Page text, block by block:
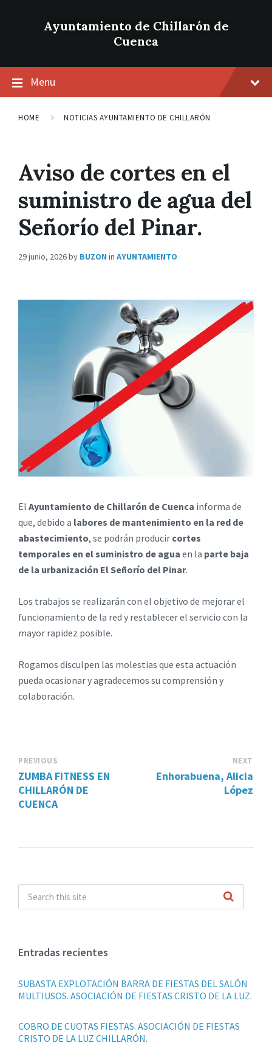
Ayuntamiento de Chillarón de
Cuenca
Menu
HOME NOTICIAS AYUNTAMIENTO DE CHILLARÓN
Aviso de cortes en el
suministro de agua del
Señorío del Pinar.
29 junio, 2026by BUZON in AYUNTAMIENTO
El Ayuntamiento de Chillarón de Cuenca informa de
que, debido a labores de mantenimiento en la red de
abastecimiento, se podrán producir cortes
temporales en el suministro de agua en la parte baja
de la urbanización El Señorío del Pinar.
Los trabajos se realizarán con el objetivo de mejorar el
funcionamiento de la red y restablecer el servicio con la
mayor rapidez posible.
Rogamos disculpen las molestias que esta actuación
pueda ocasionar y agradecemos su comprensión y
colaboración.
PREVIOUS
ZUMBA FITNESS EN
CHILLARÓN DE
CUENCA
NEXT
Enhorabuena, Alicia
López
Entradas recientes
SUBASTA EXPLOTACIÓN BARRA DE FIESTAS DEL SALÓN
MULTIUSOS. ASOCIACIÓN DE FIESTAS CRISTO DE LA LUZ.
COBRO DE CUOTAS FIESTAS. ASOCIACIÓN DE FIESTAS
CRISTO DE LA LUZ CHILLARÓN.